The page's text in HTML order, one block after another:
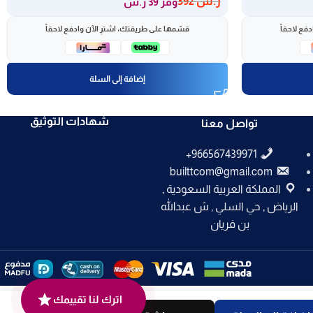
لاحقاً قسّمها على طريقتك، اشترِ الآن وادفع لاحقاً
إضافة إلى السلة
تواصل معنا
builttcom@gmail.com
المملكة العربية السعودية ,
الرياض , حي السلي , ش عبدالله
بن فريان
شهادات التوثيق
اترك لنا تقييمك